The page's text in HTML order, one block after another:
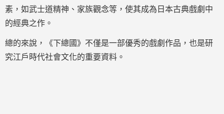
素，如武士道精神、家族觀念等，使其成為日本古典戲劇中
的經典之作。
總的來說，《下總國》不僅是一部優秀的戲劇作品，也是研
究江戶時代社會文化的重要資料。